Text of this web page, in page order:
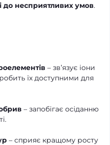
до несприятливих умов.
– зв’язує іони
їх доступними для
– запобігає осіданню
– сприяє кращому росту